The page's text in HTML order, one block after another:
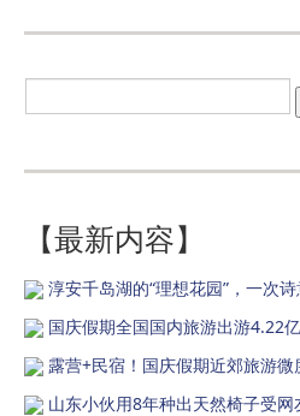
【最新内容】
淳安千岛湖的“理想花园”，一次
国庆假期全国国内旅游出游4.22
露营+民宿！国庆假期近郊旅游
山东小伙用8年种出天然椅子受